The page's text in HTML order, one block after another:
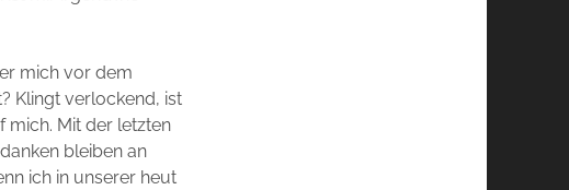
mich vor dem
Klingt verlockend, ist
mich. Mit der letzten
bleiben an
ich in unserer heut